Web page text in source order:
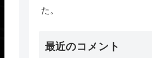
た。
最近のコメント